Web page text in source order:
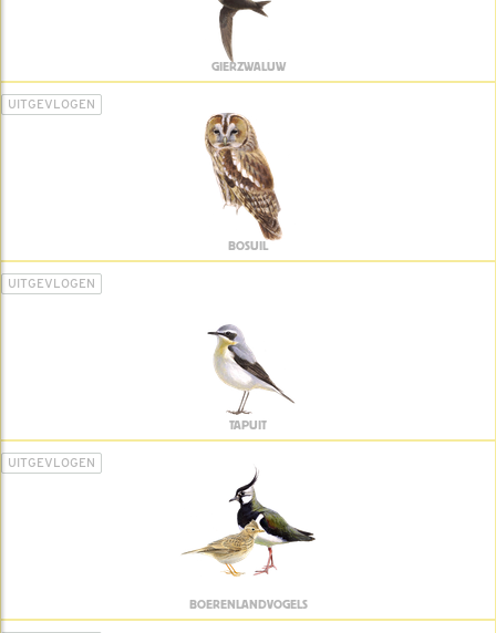
GIERZWALUW
UITGEVLOGEN
BOSUIL
UITGEVLOGEN
TAPUIT
UITGEVLOGEN
BOERENLANDVOGELS